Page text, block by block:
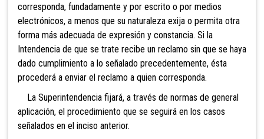
corresponda, fundadamente y por escrito o por medios
electrónicos, a menos que su naturaleza exija o permita otra
forma más adecuada de expresión y constancia. Si la
Intendencia de que se trate recibe un reclamo sin que se haya
dado cumplimiento a lo señalado precedentemente, ésta
procederá a enviar el reclamo a quien corresponda.
La Superintendencia fijará, a través de normas de general
aplicación, el procedimiento que se seguirá en los casos
señalados en el inciso anterior.